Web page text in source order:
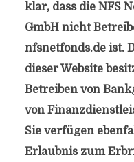
klar, dass die NFS
GmbH nicht
nfsnetfonds.de ist.
dieser Website
Betreiben von
von
Sie verfügen
Erlaubnis zum